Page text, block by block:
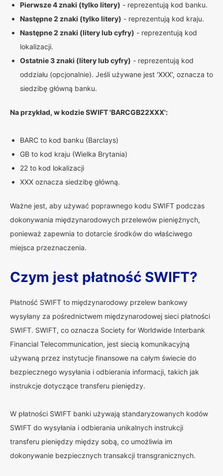
Pierwsze 4 znaki (tylko litery) - reprezentują kod banku.
Następne 2 znaki (tylko litery) - reprezentują kod kraju.
Następne 2 znaki (litery lub cyfry) - reprezentują kod
lokalizacji.
Ostatnie 3 znaki (litery lub cyfry) - reprezentują kod
oddziału (opcjonalnie). Jeśli używane jest 'XXX', oznacza to
siedzibę główną banku.
Na przykład, w kodzie SWIFT 'BARCGB22XXX':
BARC to kod banku (Barclays)
GB to kod kraju (Wielka Brytania)
22 to kod lokalizacji
XXX oznacza siedzibę główną.
Ważne jest, aby używać poprawnego kodu SWIFT podczas
dokonywania międzynarodowych przelewów pieniężnych,
ponieważ zapewnia to dotarcie środków do właściwego
miejsca przeznaczenia.
Czym jest płatność SWIFT?
Płatność SWIFT to międzynarodowy przelew bankowy
wysyłany za pośrednictwem międzynarodowej sieci płatności
SWIFT. SWIFT, co oznacza Society for Worldwide Interbank
Financial Telecommunication, jest siecią komunikacyjną
używaną przez instytucje finansowe na całym świecie do
bezpiecznego wysyłania i odbierania informacji, takich jak
instrukcje dotyczące transferu pieniędzy.
W płatności SWIFT banki używają standaryzowanych kodów
SWIFT do wysyłania i odbierania unikalnych instrukcji
transferu pieniędzy między sobą, co umożliwia im
dokonywanie bezpiecznych transakcji transgranicznych.